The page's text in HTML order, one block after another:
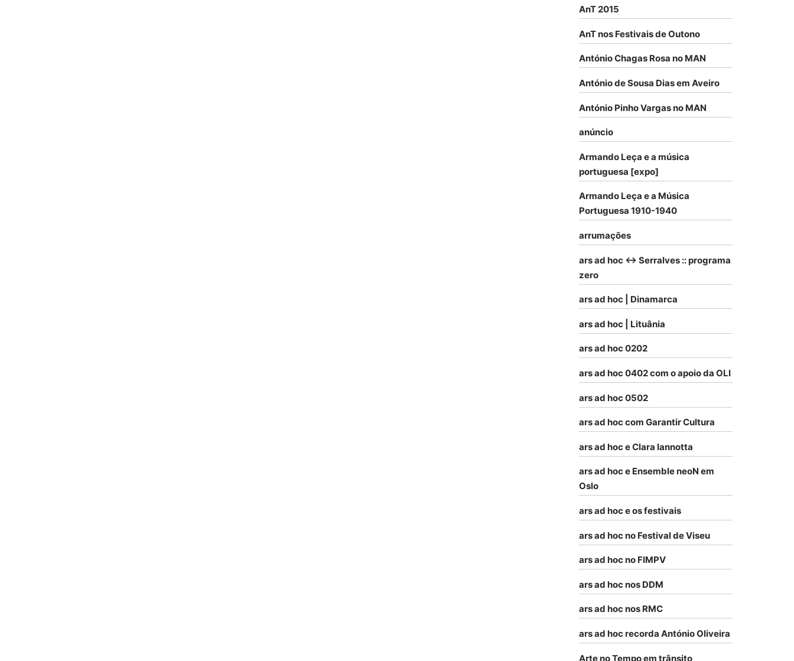
AnT 2015
AnT nos Festivais de Outono
António Chagas Rosa no MAN
António de Sousa Dias em Aveiro
António Pinho Vargas no MAN
anúncio
Armando Leça e a música
portuguesa [expo]
Armando Leça e a Música
Portuguesa 1910-1940
arrumações
ars ad hoc <-> Serralves :: programa
zero
ars ad hoc | Dinamarca
ars ad hoc | Lituânia
ars ad hoc 0202
ars ad hoc 0402 com o apoio da OLI
ars ad hoc 0502
ars ad hoc com Garantir Cultura
ars ad hoc e Clara Iannotta
ars ad hoc e Ensemble neoN em
Oslo
ars ad hoc e os festivais
ars ad hoc no Festival de Viseu
ars ad hoc no FIMPV
ars ad hoc nos DDM
ars ad hoc nos RMC
ars ad hoc recorda António Oliveira
Arte no Tempo em trânsito